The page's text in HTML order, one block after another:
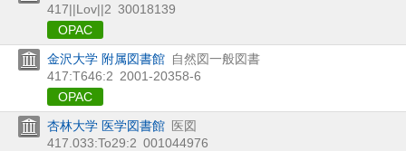
417||Lov||2 30018139
OPAC
金沢大学 附属図書館 自然図一般図書
417:T646:2 2001-20358-6
OPAC
杏林大学 医学図書館 医図
417.033:To29:2 001044976